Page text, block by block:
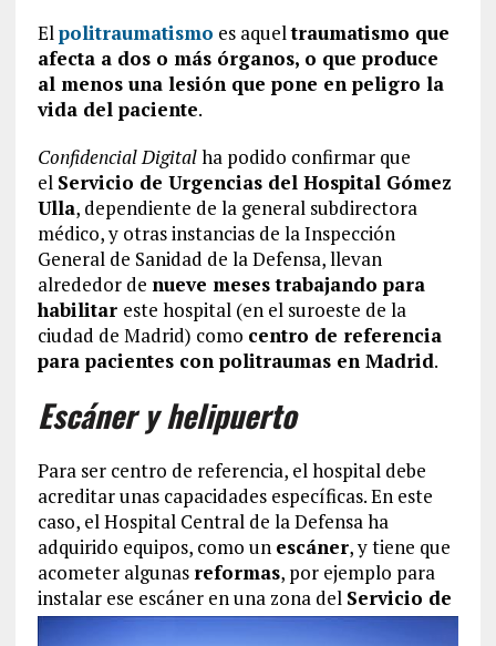
Elpolitraumatismo es aqueltraumatismo que
afecta a dos o más órganos, o que produce
al menos una lesión que pone en peligro la
vida del paciente.
Confidencial Digitalha podido confirmar que
el Servicio de Urgencias del Hospital Gómez
Ulla, dependiente de la general subdirectora
médico, y otras instancias de la Inspección
General de Sanidad de la Defensa, llevan
alrededor de nueve meses trabajando para
habilitar este hospital (en el suroeste de la
ciudad de Madrid) como centro de referencia
para pacientes con politraumas en Madrid.
Escáner y helipuerto
Para ser centro de referencia, el hospital debe
acreditar unas capacidades específicas. En este
caso, el Hospital Central de la Defensa ha
adquirido equipos, como un escáner, y tiene que
acometer algunas reformas, por ejemplo para
instalar ese escáner en una zona del Servicio de